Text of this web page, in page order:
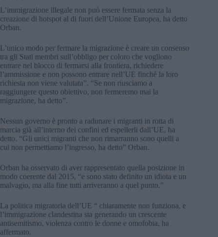
L’immigrazione illegale non può essere fermata senza la
creazione di hotspot al di fuori dell’Unione Europea, ha detto
Orban.
L’unico modo per fermare la migrazione è creare un consenso
tra gli Stati membri sull’obbligo per coloro che vogliono
entrare nel blocco di fermarsi alla frontiera, richiedere
l’ammissione e non possono entrare nell’UE finché la loro
richiesta non viene valutata”. “Se non riusciamo a
raggiungere questo obiettivo, non fermeremo mai la
migrazione, ha detto”.
Nessun governo è pronto a radunare i migranti in rotta di
marcia già all’interno dei confini ed espellerli dall’UE, ha
detto. “Gli unici migranti che non rimarranno sono quelli a
cui non permettiamo l’ingresso, ha detto” Orban.
Orban ha osservato di aver rappresentato quella posizione in
modo coerente dal 2015, “e sono stato definito un idiota e un
malvagio, ma alla fine tutti arriveranno a quel punto.”
La politica migratoria dell’UE “ chiaramente non funziona, e
l’immigrazione clandestina sta generando un crescente
antisemitismo, violenza contro le donne e omofobia, ha
affermato.